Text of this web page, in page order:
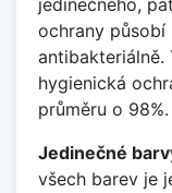
jedinečného,
ochrany působí
antibakteriálně.
hygienická
průměru o 98%.
Jedinečné
všech barev je